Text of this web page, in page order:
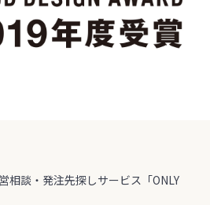
相談・発注先探しサービス「ONLY